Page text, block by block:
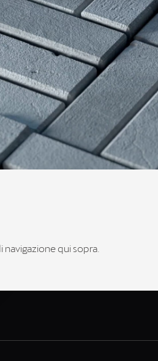
qui sopra.